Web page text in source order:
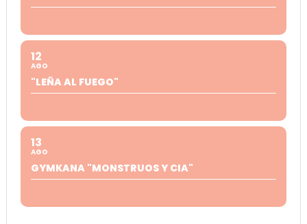
12
AGO
"LEÑA AL FUEGO"
13
AGO
GYMKANA "MONSTRUOS Y CIA"